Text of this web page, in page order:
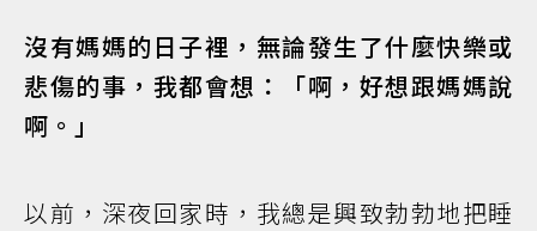
沒有媽媽的日子裡，無論發生了什麼快樂或
悲傷的事，我都會想：「啊，好想跟媽媽說
啊。」
以前，深夜回家時，我總是興致勃勃地把睡